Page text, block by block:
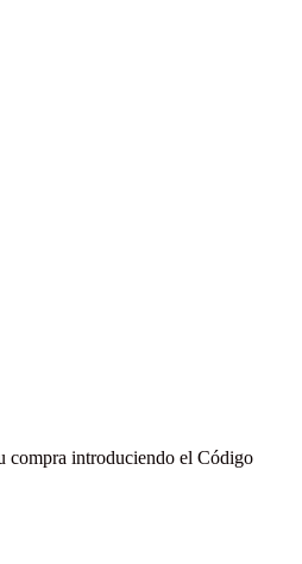
compra introduciendo el Código